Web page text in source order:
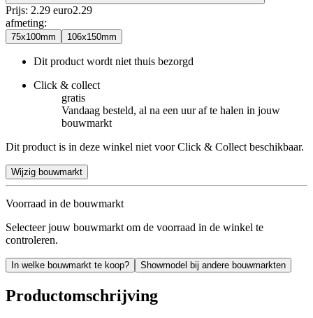
Prijs: 2.29 euro2.29
afmeting:
75x100mm 106x150mm
Dit product wordt niet thuis bezorgd
Click & collect
gratis
Vandaag besteld, al na een uur af te halen in jouw
bouwmarkt
Dit product is in deze winkel niet voor Click & Collect beschikbaar.
Wijzig bouwmarkt
Voorraad in de bouwmarkt
Selecteer jouw bouwmarkt om de voorraad in de winkel te
controleren.
In welke bouwmarkt te koop? Showmodel bij andere bouwmarkten
Productomschrijving